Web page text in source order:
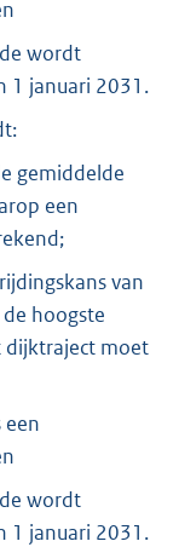
wordt
1 januari 2031.
gemiddelde
een
van
hoogste
dijktraject moet
een
wordt
1 januari 2031.